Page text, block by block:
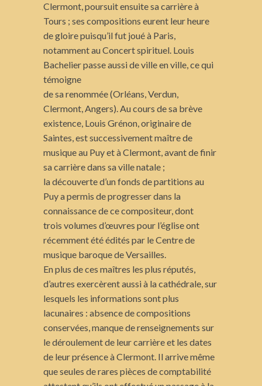
Clermont, poursuit ensuite sa carrière à
Tours ; ses compositions eurent leur heure
de gloire puisqu’il fut joué à Paris,
notamment au Concert spirituel. Louis
Bachelier passe aussi de ville en ville, ce qui
témoigne
de sa renommée (Orléans, Verdun,
Clermont, Angers). Au cours de sa brève
existence, Louis Grénon, originaire de
Saintes, est successivement maître de
musique au Puy et à Clermont, avant de finir
sa carrière dans sa ville natale ;
la découverte d’un fonds de partitions au
Puy a permis de progresser dans la
connaissance de ce compositeur, dont
trois volumes d’œuvres pour l’église ont
récemment été édités par le Centre de
musique baroque de Versailles.
En plus de ces maîtres les plus réputés,
d’autres exercèrent aussi à la cathédrale, sur
lesquels les informations sont plus
lacunaires : absence de compositions
conservées, manque de renseignements sur
le déroulement de leur carrière et les dates
de leur présence à Clermont. Il arrive même
que seules de rares pièces de comptabilité